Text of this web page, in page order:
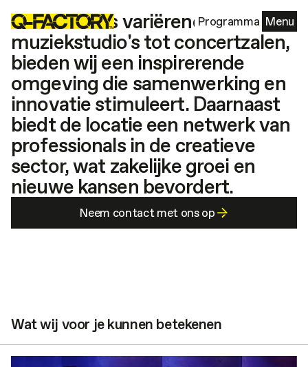
Programma Menu
Met ruimtes variërend van
muziekstudio's tot concertzalen,
bieden wij een inspirerende
omgeving die samenwerking en
innovatie stimuleert. Daarnaast
biedt de locatie een netwerk van
professionals in de creatieve
sector, wat zakelijke groei en
nieuwe kansen bevordert.
Neem contact met ons op
Wat wij voor je kunnen betekenen